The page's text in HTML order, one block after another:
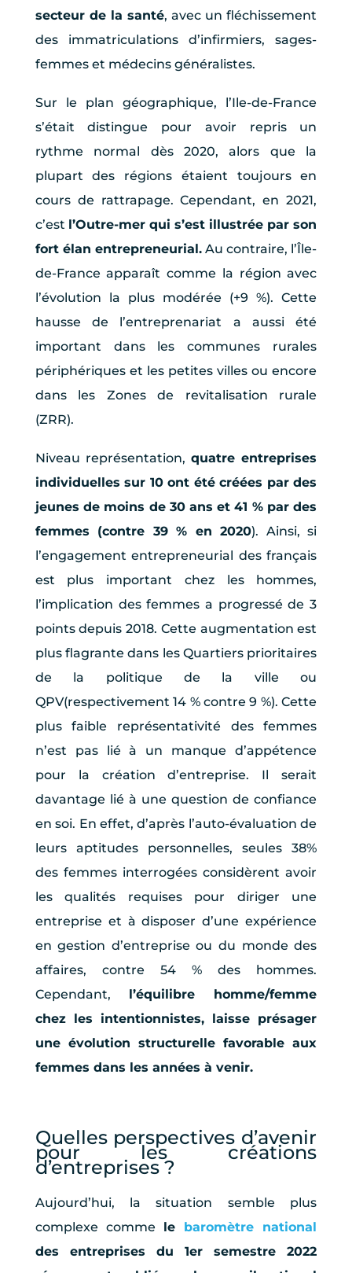
secteur de la santé, avec un fléchissement
des immatriculations d’infirmiers, sages-
femmes et médecins généralistes.
Sur le plan géographique, l’Ile-de-France
s’était distingue pour avoir repris un
rythme normal dès 2020, alors que la
plupart des régions étaient toujours en
cours de rattrapage. Cependant, en 2021,
c’est l’Outre-mer qui s’est illustrée par son
fort élan entrepreneurial.Au contraire, l’Île-
de-France apparaît comme la région avec
l’évolution la plus modérée (+9 %). Cette
hausse de l’entreprenariat a aussi été
important dans les communes rurales
périphériques et les petites villes ou encore
dans les Zones de revitalisation rurale
(ZRR).
Niveau représentation, quatre entreprises
individuelles sur 10 ont été créées par des
jeunes de moins de 30 ans et 41 % par des
femmes (contre 39 % en 2020). Ainsi, si
l’engagement entrepreneurial des français
est plus important chez les hommes,
l’implication des femmes a progressé de 3
points depuis 2018. Cette augmentation est
plus flagrante dans les Quartiers prioritaires
de la politique de la ville ou
QPV(respectivement 14 % contre 9 %). Cette
plus faible représentativité des femmes
n’est pas lié à un manque d’appétence
pour la création d’entreprise. Il serait
davantage lié à une question de confiance
en soi. En effet, d’après l’auto-évaluation de
leurs aptitudes personnelles, seules 38%
des femmes interrogées considèrent avoir
les qualités requises pour diriger une
entreprise et à disposer d’une expérience
en gestion d’entreprise ou du monde des
affaires, contre 54 % des hommes.
Cependant,
l’équilibre homme/femme
chez les intentionnistes, laisse présager
une évolution structurelle favorable aux
femmes dans les années à venir.
Quelles perspectives d’avenir
pour les créations
d’entreprises ?
Aujourd’hui, la situation semble plus
complexe comme le baromètre national
des entreprises du 1er semestre 2022